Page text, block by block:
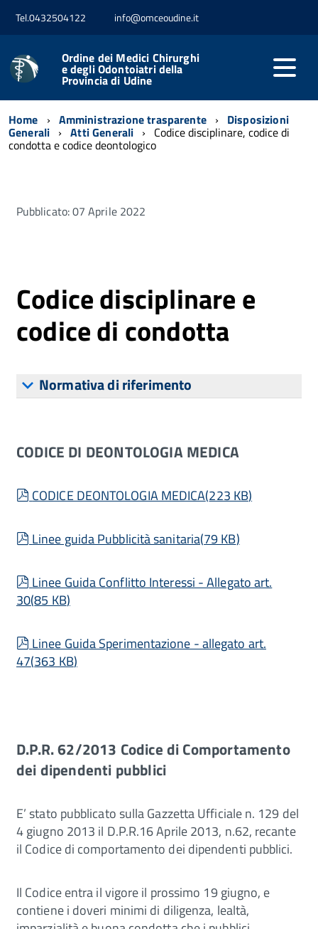
Tel.0432504122 info@omceoudine.it
Ordine dei Medici Chirurghi
e degli Odontoiatri della
Provincia di Udine
Home Amministrazione trasparente Disposizioni
Generali Atti Generali Codice disciplinare, codice di
condotta e codice deontologico
Pubblicato: 07 Aprile 2022
Codice disciplinare e
codice di condotta
Normativa di riferimento
CODICE DI DEONTOLOGIA MEDICA
pdf
CODICE DEONTOLOGIA MEDICA(223 KB)
pdf
Linee guida Pubblicità sanitaria(79 KB)
pdf
Linee Guida Conflitto Interessi - Allegato art.
30(85 KB)
pdf
Linee Guida Sperimentazione - allegato art.
47(363 KB)
D.P.R. 62/2013 Codice di Comportamento
dei dipendenti pubblici
E’ stato pubblicato sulla Gazzetta Ufficiale n. 129 del
4 giugno 2013 il D.P.R.16 Aprile 2013, n.62, recante
il Codice di comportamento dei dipendenti pubblici.
Il Codice entra il vigore il prossimo 19 giugno, e
contiene i doveri minimi di diligenza, lealtà,